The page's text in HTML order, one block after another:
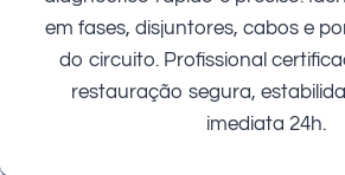
em fases, disjuntores, cabos e
do circuito. Profissional
restauração segura,
imediata 24h.